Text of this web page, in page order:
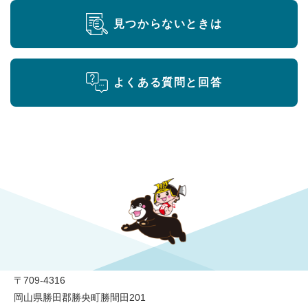
見つからないときは
よくある質問と回答
〒709-4316
岡山県勝田郡勝央町勝間田201